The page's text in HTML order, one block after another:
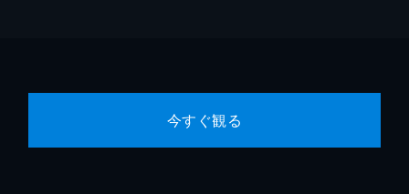
今すぐ観る